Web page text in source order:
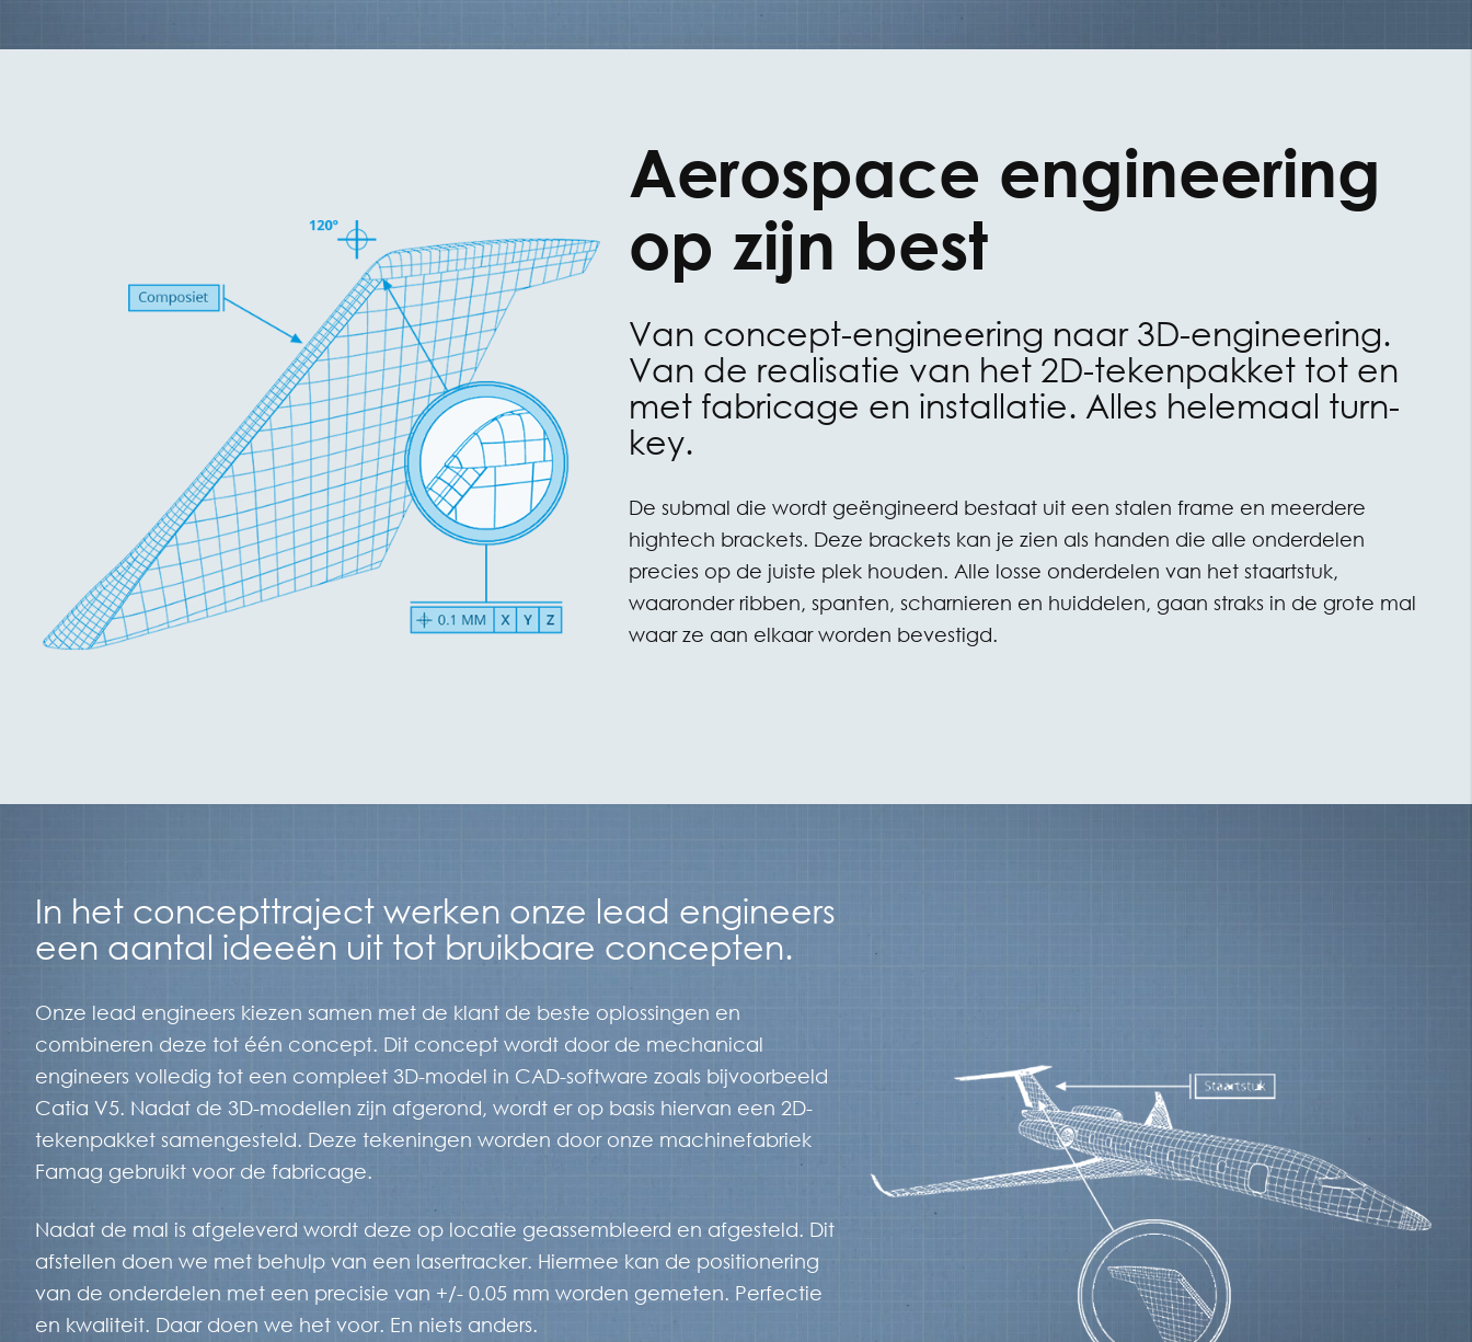
Aerospace engineering
op zijn best
Van concept-engineering naar 3D-engineering.
Van de realisatie van het 2D-tekenpakket tot en
met fabricage en installatie. Alles helemaal turn-
key.
De submal die wordt geëngineerd bestaat uit een stalen frame en meerdere
hightech brackets. Deze brackets kan je zien als handen die alle onderdelen
precies op de juiste plek houden. Alle losse onderdelen van het staartstuk,
waaronder ribben, spanten, scharnieren en huiddelen, gaan straks in de grote mal
waar ze aan elkaar worden bevestigd.
In het concepttraject werken onze lead engineers
een aantal ideeën uit tot bruikbare concepten.
Onze lead engineers kiezen samen met de klant de beste oplossingen en
combineren deze tot één concept. Dit concept wordt door de mechanical
engineers volledig tot een compleet 3D-model in CAD-software zoals bijvoorbeeld
Catia V5. Nadat de 3D-modellen zijn afgerond, wordt er op basis hiervan een 2D-
tekenpakket samengesteld. Deze tekeningen worden door onze machinefabriek
Famag gebruikt voor de fabricage.
Nadat de mal is afgeleverd wordt deze op locatie geassembleerd en afgesteld. Dit
afstellen doen we met behulp van een lasertracker. Hiermee kan de positionering
van de onderdelen met een precisie van +/- 0.05 mm worden gemeten. Perfectie
en kwaliteit. Daar doen we het voor. En niets anders.